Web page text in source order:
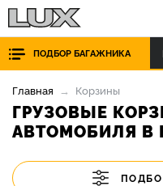
ПОДБОР БАГАЖНИКА
Главная Корзины
ГРУЗОВЫЕ
АВТОМОБИЛЯ В